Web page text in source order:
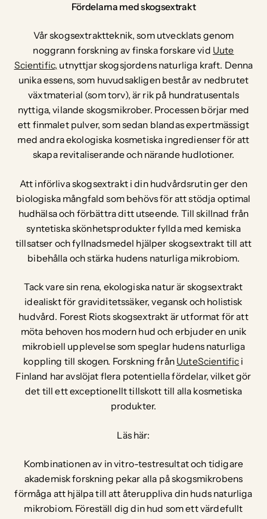
Fördelarna med skogsextrakt
Vår skogsextraktteknik, som utvecklats genom
noggrann forskning av finska forskare vid Uute
Scientific, utnyttjar skogsjordens naturliga kraft. Denna
unika essens, som huvudsakligen består av nedbrutet
växtmaterial (som torv), är rik på hundratusentals
nyttiga, vilande skogsmikrober. Processen börjar med
ett finmalet pulver, som sedan blandas expertmässigt
med andra ekologiska kosmetiska ingredienser för att
skapa revitaliserande och närande hudlotioner.
Att införliva skogsextrakt i din hudvårdsrutin ger den
biologiska mångfald som behövs för att stödja optimal
hudhälsa och förbättra ditt utseende. Till skillnad från
syntetiska skönhetsprodukter fyllda med kemiska
tillsatser och fyllnadsmedel hjälper skogsextrakt till att
bibehålla och stärka hudens naturliga mikrobiom.
Tack vare sin rena, ekologiska natur är skogsextrakt
idealiskt för graviditetssäker, vegansk och holistisk
hudvård. Forest Riots skogsextrakt är utformat för att
möta behoven hos modern hud och erbjuder en unik
mikrobiell upplevelse som speglar hudens naturliga
koppling till skogen. Forskning från UuteScientific i
Finland har avslöjat flera potentiella fördelar, vilket gör
det till ett exceptionellt tillskott till alla kosmetiska
produkter.
Läs här:
Kombinationen av in vitro-testresultat och tidigare
akademisk forskning pekar alla på skogsmikrobens
förmåga att hjälpa till att återuppliva din huds naturliga
mikrobiom. Föreställ dig din hud som ett värdefullt